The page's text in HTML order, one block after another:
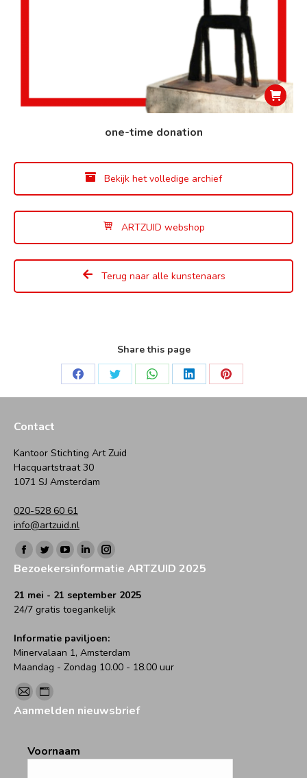
one-time donation
Bekijk het volledige archief
ARTZUID webshop
Terug naar alle kunstenaars
Share this page
Deel
Deel
Deel
Deel
Deel
Contact
Kantoor Stichting Art Zuid
Hacquartstraat 30
1071 SJ Amsterdam
020-528 60 61
info@artzuid.nl
Vind ons op:
Facebook
page
opens
in
window
Twitter
page
opens
in
window
YouTube
page
opens
in
window
Linkedin
page
opens
in
window
Instagram
page
opens
in
window
Bezoekersinformatie ARTZUID 2025
21 mei - 21 september 2025
24/7 gratis toegankelijk
Informatie paviljoen:
Minervalaan 1, Amsterdam
Maandag - Zondag 10.00 - 18.00 uur
Vind ons op:
Mail
page
in
Website
page
in
Aanmelden nieuwsbrief
Voornaam